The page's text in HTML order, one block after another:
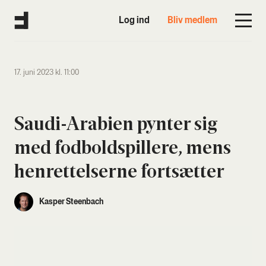
Log ind Bliv medlem
17. juni 2023 kl. 11:00
Sau­di-Ara­bi­en pyn­ter sig
med fod­bold­spil­le­re, mens
hen­ret­tel­ser­ne fort­sæt­ter
Kasper Steenbach